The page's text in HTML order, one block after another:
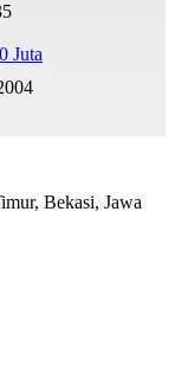
Juta
Bekasi, Jawa